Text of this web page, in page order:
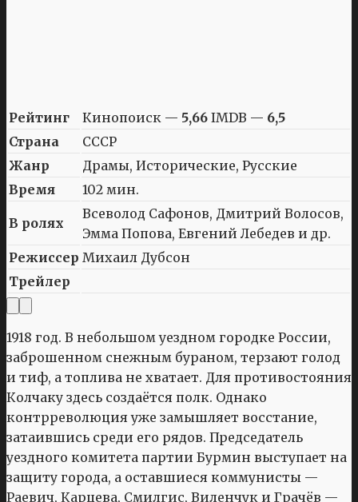
Рейтинг Кинопоиск — 5,66 IMDB — 6,5
Страна
СССР
Жанр
Драмы, Исторические, Русские
Время
102 мин.
В ролях
Всеволод Сафонов, Дмитрий Волосов,
Эмма Попова, Евгений Лебедев и др.
Режиссер Михаил Дубсон
Трейлер
1918 год. В небольшом уездном городке России,
заброшенном снежным бураном, терзают голод
и тиф, а топлива не хватает. Для противостояния
Колчаку здесь создаётся полк. Однако
контрреволюция уже замышляет восстание,
затаившись среди его рядов. Председатель
уездного комитета партии Бурмин выступает на
защиту города, а оставшиеся коммунисты —
Раевич, Карцева, Смилгис, Виленчук и Грачёв —